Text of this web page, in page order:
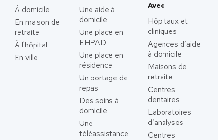
À domicile
En maison de
retraite
À l'hôpital
En ville
Une aide à
domicile
Une place en
EHPAD
Une place en
résidence
Un portage de
repas
Des soins à
domicile
Une
téléassistance
Avec
Hôpitaux et
cliniques
Agences d’aide
à domicile
Maisons de
retraite
Centres
dentaires
Laboratoires
d’analyses
Centres